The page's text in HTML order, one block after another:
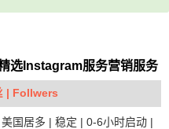
选Instagram服务营销服务
| Follwers
国居多 | 稳定 | 0-6小时启动 |